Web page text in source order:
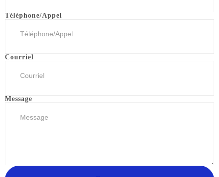
Téléphone/Appel
Courriel
Message